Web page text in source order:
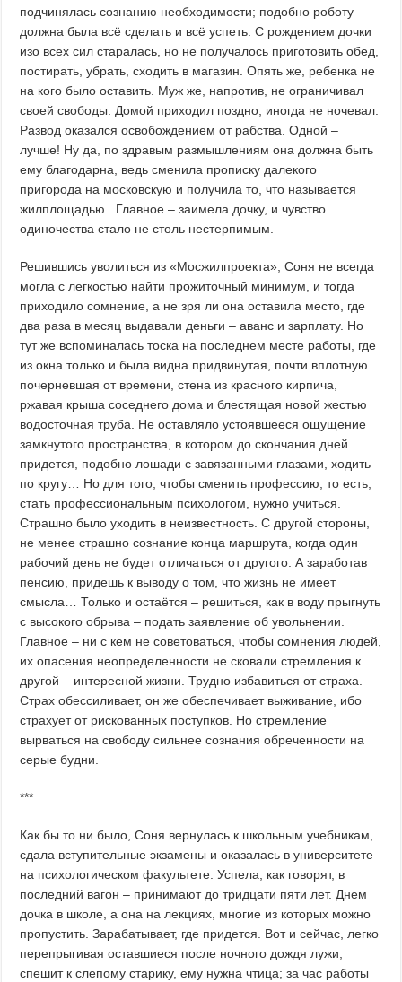
подчинялась сознанию необходимости; подобно роботу
должна была всё сделать и всё успеть. С рождением дочки
изо всех сил старалась, но не получалось приготовить обед,
постирать, убрать, сходить в магазин. Опять же, ребенка не
на кого было оставить. Муж же, напротив, не ограничивал
своей свободы. Домой приходил поздно, иногда не ночевал.
Развод оказался освобождением от рабства. Одной –
лучше! Ну да, по здравым размышлениям она должна быть
ему благодарна, ведь сменила прописку далекого
пригорода на московскую и получила то, что называется
жилплощадью. Главное – заимела дочку, и чувство
одиночества стало не столь нестерпимым.
Решившись уволиться из «Мосжилпроекта», Соня не всегда
могла с легкостью найти прожиточный минимум, и тогда
приходило сомнение, а не зря ли она оставила место, где
два раза в месяц выдавали деньги – аванс и зарплату. Но
тут же вспоминалась тоска на последнем месте работы, где
из окна только и была видна придвинутая, почти вплотную
почерневшая от времени, стена из красного кирпича,
ржавая крыша соседнего дома и блестящая новой жестью
водосточная труба. Не оставляло устоявшееся ощущение
замкнутого пространства, в котором до скончания дней
придется, подобно лошади с завязанными глазами, ходить
по кругу… Но для того, чтобы сменить профессию, то есть,
стать профессиональным психологом, нужно учиться.
Страшно было уходить в неизвестность. С другой стороны,
не менее страшно сознание конца маршрута, когда один
рабочий день не будет отличаться от другого. А заработав
пенсию, придешь к выводу о том, что жизнь не имеет
смысла… Только и остаётся – решиться, как в воду прыгнуть
с высокого обрыва – подать заявление об увольнении.
Главное – ни с кем не советоваться, чтобы сомнения людей,
их опасения неопределенности не сковали стремления к
другой – интересной жизни. Трудно избавиться от страха.
Страх обессиливает, он же обеспечивает выживание, ибо
страхует от рискованных поступков. Но стремление
вырваться на свободу сильнее сознания обреченности на
серые будни.
***
Как бы то ни было, Соня вернулась к школьным учебникам,
сдала вступительные экзамены и оказалась в университете
на психологическом факультете. Успела, как говорят, в
последний вагон – принимают до тридцати пяти лет. Днем
дочка в школе, а она на лекциях, многие из которых можно
пропустить. Зарабатывает, где придется. Вот и сейчас, легко
перепрыгивая оставшиеся после ночного дождя лужи,
спешит к слепому старику, ему нужна чтица; за час работы